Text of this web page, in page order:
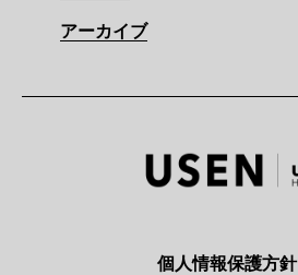
アーカイブ
個人情報保護方針